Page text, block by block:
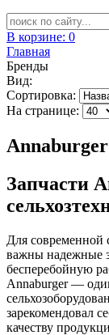
В корзине: 0
Главная
Бренды
Вид:
Сортировка:
На странице:
Annaburger
Запчасти
Для современной
важны надежные
бесперебойную
Annaburger —
зарекомендовал
качеству